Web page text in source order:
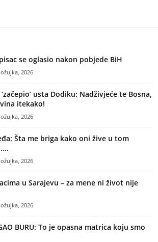
se oglasio nakon pobjede BiH
2026
usta Dodiku: Nadživjeće te Bosna,
itekako!
2026
Šta me briga kako oni žive u tom
2026
u Sarajevu – za mene ni život nije
2026
BURU: To je opasna matrica koju smo